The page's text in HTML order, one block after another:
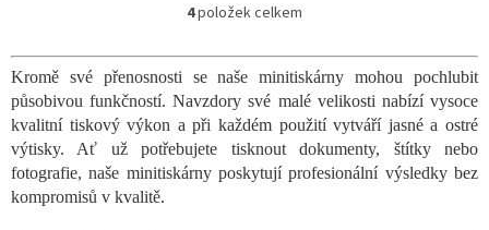
O
l
á
d
a
c
í
p
4položek celkem
Kromě své přenosnosti se naše minitiskárny mohou pochlubit
působivou funkčností. Navzdory své malé velikosti nabízí vysoce
kvalitní tiskový výkon a při každém použití vytváří jasné a ostré
výtisky. Ať už potřebujete tisknout dokumenty, štítky nebo
fotografie, naše minitiskárny poskytují profesionální výsledky bez
kompromisů v kvalitě.